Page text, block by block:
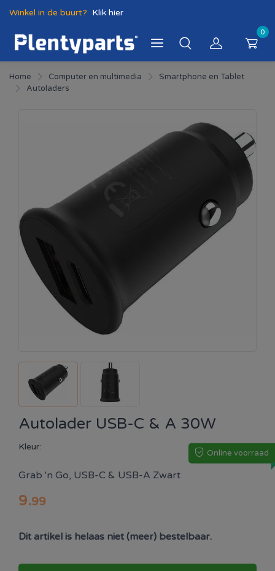
Winkel in de buurt? Klik hier
0
Home Computer en multimedia
Smartphone en Tablet
Autoladers
Autolader USB-C & A 30W
Kleur:
Online voorraad
Grab 'n Go, USB-C & USB-A Zwart
9.99
Dit artikel is helaas niet (meer) bestelbaar.